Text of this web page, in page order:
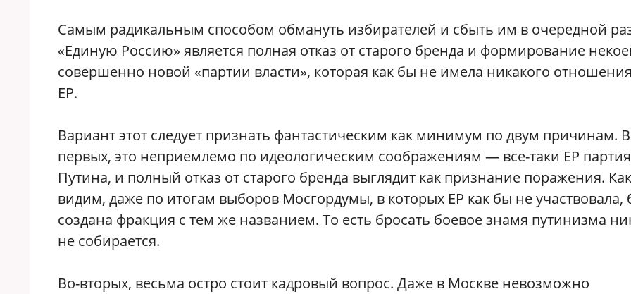
Самым радикальным способом обмануть избирателей и сбыть им в очередной
«Единую Россию» является полная отказ от старого бренда и формирование
совершенно новой «партии власти», которая как бы не имела никакого
ЕР.
Вариант этот следует признать фантастическим как минимум по двум причинам.
первых, это неприемлемо по идеологическим соображениям — все-таки ЕР партия
Путина, и полный отказ от старого бренда выглядит как признание поражения.
видим, даже по итогам выборов Мосгордумы, в которых ЕР как бы не участвовала,
создана фракция с тем же названием. То есть бросать боевое знамя путинизма
не собирается.
Во-вторых, весьма остро стоит кадровый вопрос. Даже в Москве невозможно